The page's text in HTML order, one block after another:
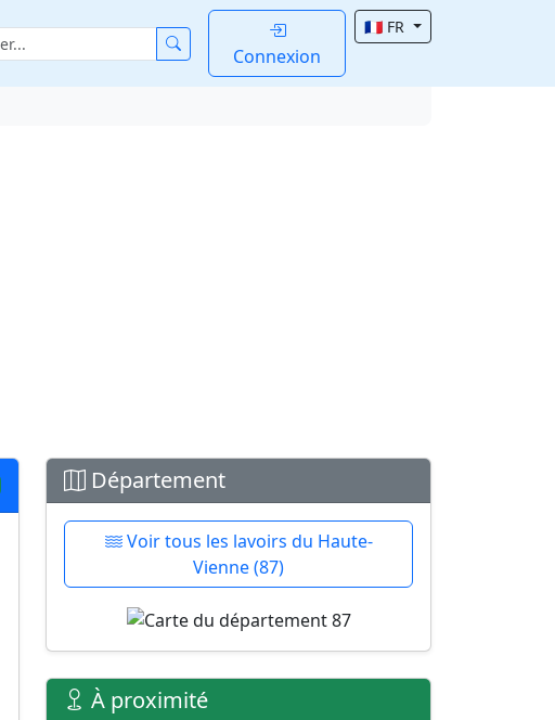
Connexion
🇫🇷 FR
Département
Voir tous les lavoirs du Haute-
Vienne (87)
À proximité